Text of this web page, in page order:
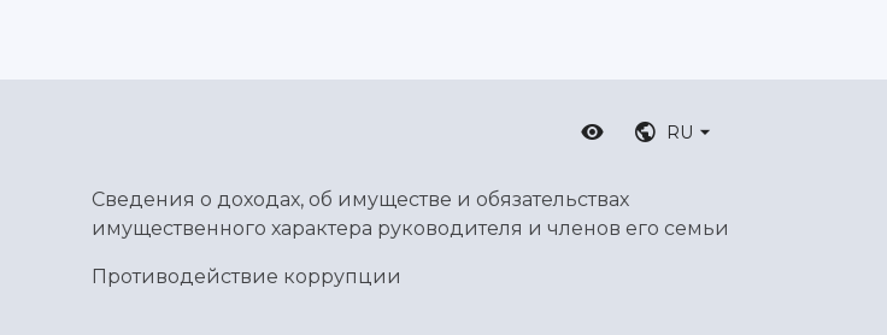
RU
Сведения о доходах, об имуществе и обязательствах
имущественного характера руководителя и членов его семьи
Противодействие коррупции